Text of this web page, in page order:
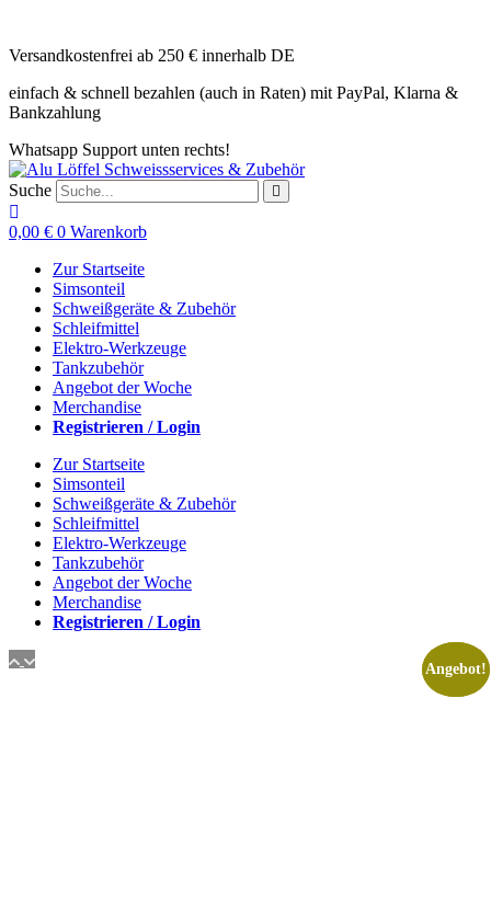
springen
Versandkostenfrei ab 250 € innerhalb DE
einfach & schnell bezahlen (auch in Raten) mit PayPal, Klarna &
Bankzahlung
Whatsapp Support unten rechts!
Suche
0,00 € 0 Warenkorb
Zur Startseite
Simsonteil
Schweißgeräte & Zubehör
Schleifmittel
Elektro-Werkzeuge
Tankzubehör
Angebot der Woche
Merchandise
Registrieren / Login
Zur Startseite
Simsonteil
Schweißgeräte & Zubehör
Schleifmittel
Elektro-Werkzeuge
Tankzubehör
Angebot der Woche
Merchandise
Registrieren / Login
Angebot!
Angebot!